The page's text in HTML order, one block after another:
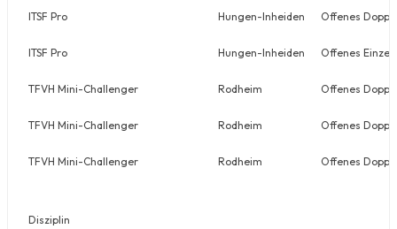
ITSF Pro Hungen-Inheiden Offenes
ITSF Pro Hungen-Inheiden Offenes Einzel
TFVH Mini-Challenger Rodheim Offenes
TFVH Mini-Challenger Rodheim Offenes
TFVH Mini-Challenger Rodheim Offenes
Disziplin